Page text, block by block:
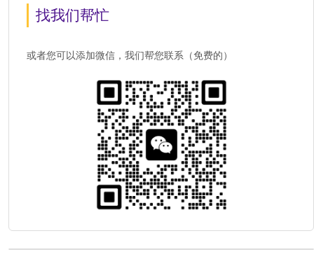
找我们帮忙
或者您可以添加微信，我们帮您联系（免费的）